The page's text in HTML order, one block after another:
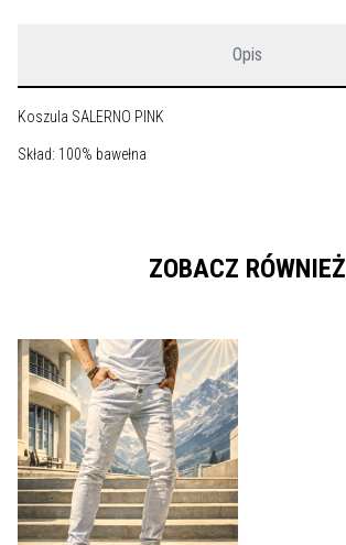
Opis
Koszula SALERNO PINK
Skład: 100% bawełna
ZOBACZ RÓWNIEŻ